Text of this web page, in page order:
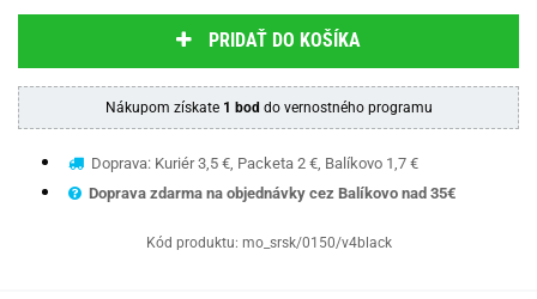
PRIDAŤ DO KOŠÍKA
Nákupom získate 1 bod do vernostného programu
Doprava: Kuriér 3,5 €, Packeta 2 €, Balíkovo 1,7 €
Doprava zdarma na objednávky cez Balíkovo nad 35€
Kód produktu: mo_srsk/0150/v4black